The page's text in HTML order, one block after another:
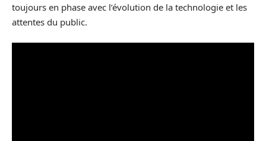
toujours en phase avec l’évolution de la technologie et les
attentes du public.